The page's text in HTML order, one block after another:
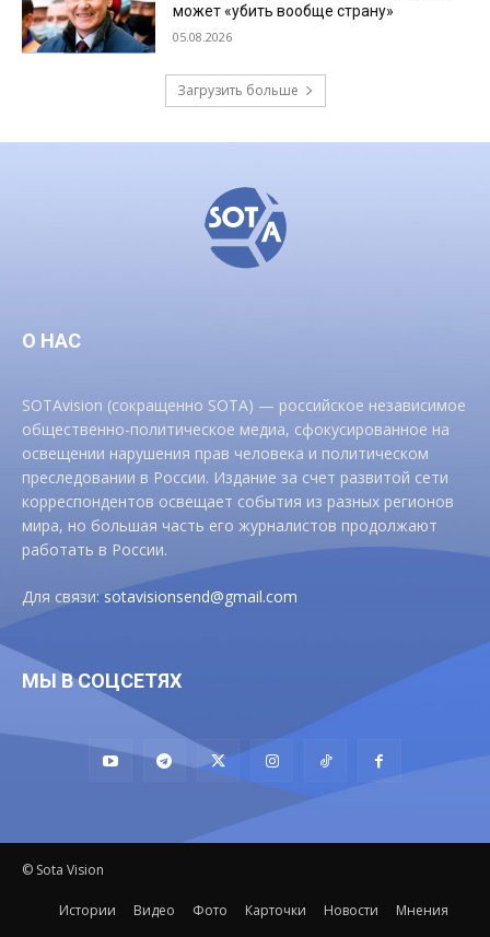
может «убить вообще страну»
05.08.2026
Загрузить больше
О НАС
SOTAvision (сокращенно SOTA) — российское независимое
общественно-политическое медиа, сфокусированное на
освещении нарушения прав человека и политическом
преследовании в России. Издание за счет развитой сети
корреспондентов освещает события из разных регионов
мира, но большая часть его журналистов продолжают
работать в России.
Для связи:sotavisionsend@gmail.com
МЫ В СОЦСЕТЯХ
© Sota Vision
Истории Видео Фото Карточки Новости Мнения